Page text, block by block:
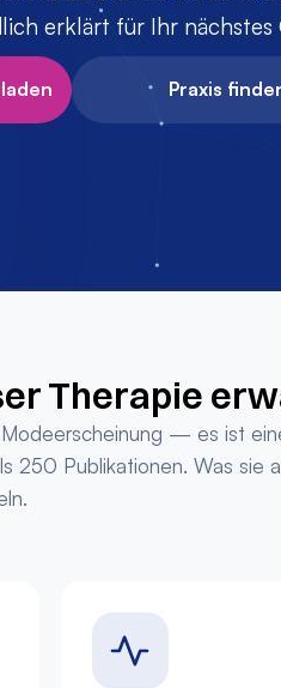
erklärt für Ihr nächstes
Praxis
Therapie
— es ist
250 Publikationen. Was sie